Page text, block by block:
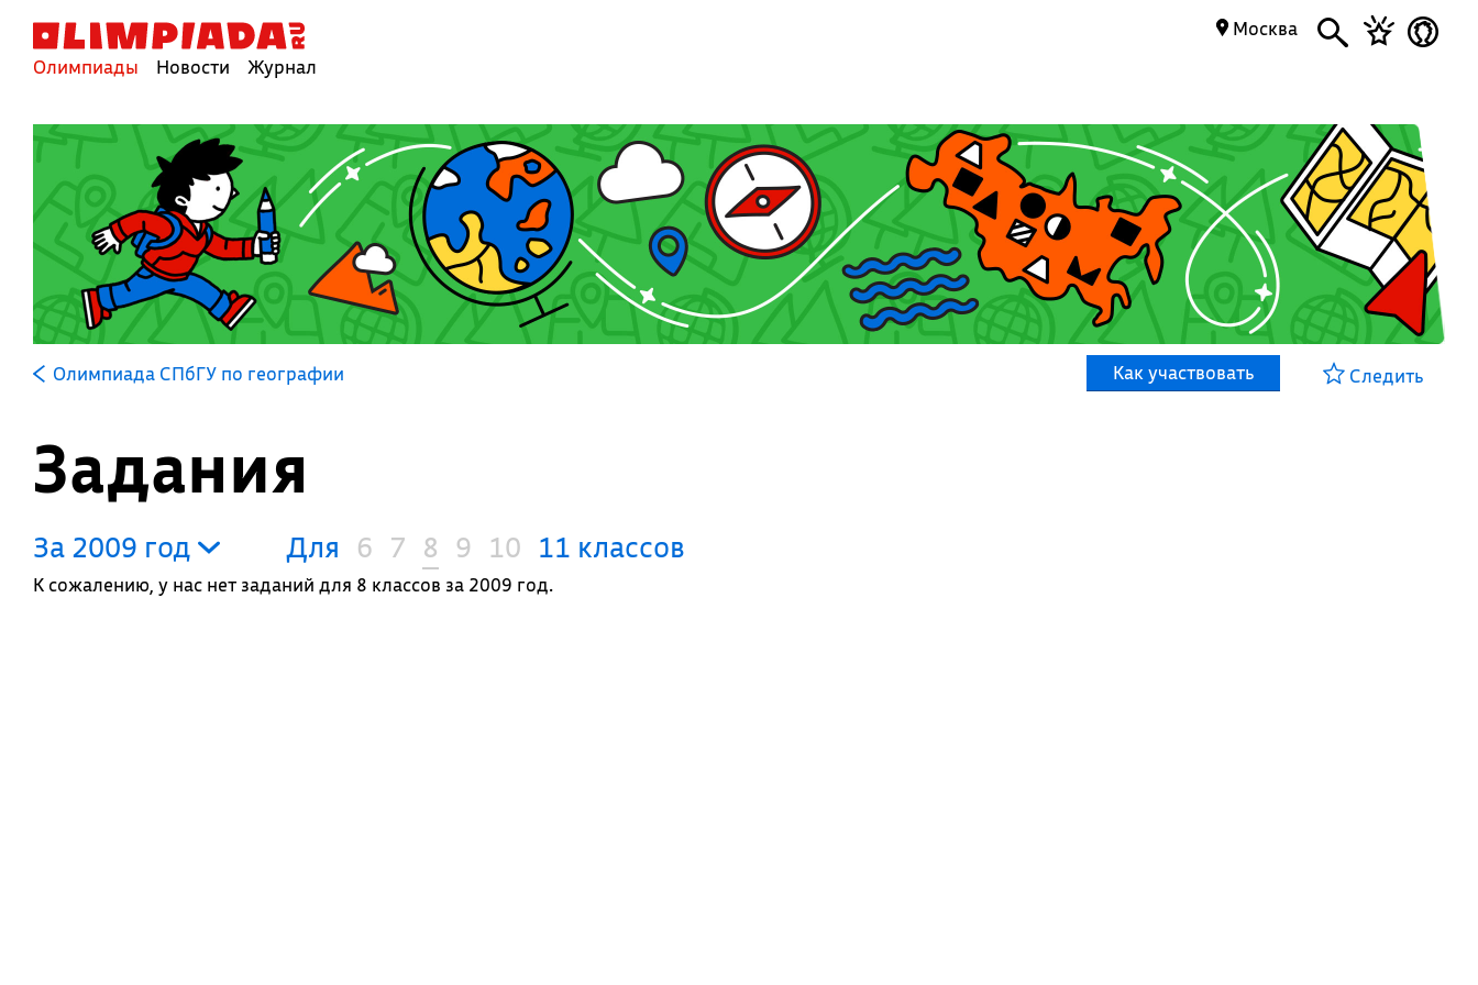
Олимпиады Новости Журнал
Москва
Олимпиада СПбГУ по географии Как участвовать Следить
Задания
За 2009 год Для 6 7 8 9 10 11 классов
К сожалению, у нас нет заданий для 8 классов за 2009 год.